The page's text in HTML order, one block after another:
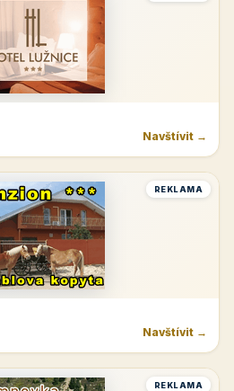
Navštívit →
REKLAMA
Navštívit →
REKLAMA